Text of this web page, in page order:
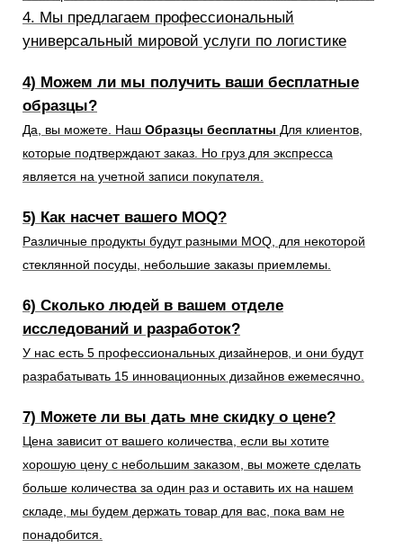
4. Мы предлагаем профессиональный
универсальный мировой услуги по логистике
4) Можем ли мы получить ваши бесплатные
образцы?
Да, вы можете. Наш Образцы бесплатны Для клиентов,
которые подтверждают заказ. Но груз для экспресса
является на учетной записи покупателя.
5) Как насчет вашего MOQ?
Различные продукты будут разными MOQ, для некоторой
стеклянной посуды, небольшие заказы приемлемы.
6) Сколько людей в вашем отделе
исследований и разработок?
У нас есть 5 профессиональных дизайнеров, и они будут
разрабатывать 15 инновационных дизайнов ежемесячно.
7) Можете ли вы дать мне скидку о цене?
Цена зависит от вашего количества, если вы хотите
хорошую цену с небольшим заказом, вы можете сделать
больше количества за один раз и оставить их на нашем
складе, мы будем держать товар для вас, пока вам не
понадобится.